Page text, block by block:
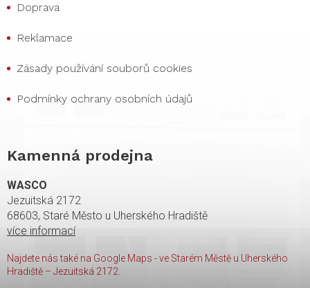
Doprava
Reklamace
Zásady používání souborů cookies
Podmínky ochrany osobních údajů
Kamenná prodejna
WASCO
Jezuitská 2172
68603, Staré Město u Uherského Hradiště
více informací
Najdete nás také na Google Maps - ve Starém Městě u Uherského
Hradiště – Jezuitská 2172.